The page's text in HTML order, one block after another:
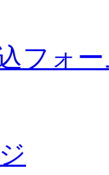
フォ